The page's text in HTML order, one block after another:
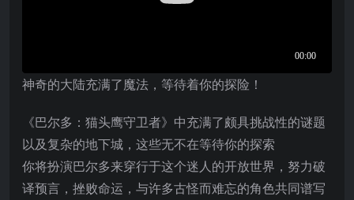
神奇的大陆充满了魔法，等待着你的探险！
《巴尔多：猫头鹰守卫者》中充满了颇具挑战性的谜题
以及复杂的地下城，这些无不在等待你的探索
你将扮演巴尔多来穿行于这个迷人的开放世界，努力破
译预言，挫败命运，与许多古怪而难忘的角色共同谱写